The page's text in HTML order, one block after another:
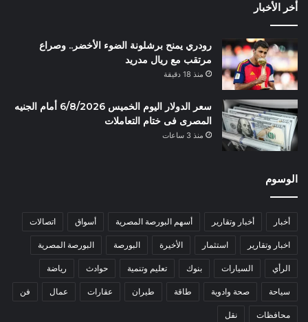
أخر الأخبار
رودري يمنح برشلونة الضوء الأخضر.. وصراع
مرتقب مع ريال مدريد
منذ 18 دقيقة
سعر الدولار اليوم الخميس 6/8/2026 أمام الجنيه
المصرى فى ختام التعاملات
منذ 3 ساعات
الوسوم
أخبار أخبار وتقارير أسهم البورصة المصرية أسواق اتصالات
اخبار وتقارير استثمار الأخيرة البورصة البورصة المصرية
الرأي السيارات بنوك تعليم وتنمية حوادث رياضة
سياحة صحة وادوية طاقة طيران عقارات عمال فن
محافظات نقل